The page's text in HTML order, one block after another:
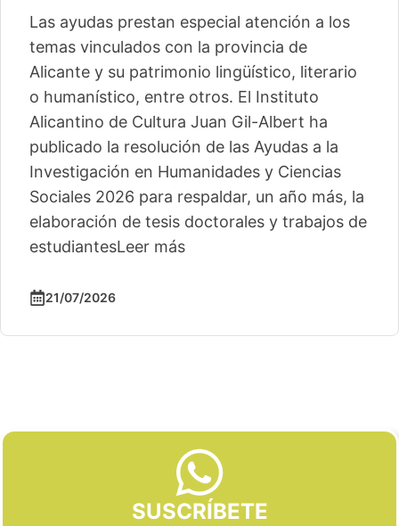
Las ayudas prestan especial atención a los
temas vinculados con la provincia de
Alicante y su patrimonio lingüístico, literario
o humanístico, entre otros. El Instituto
Alicantino de Cultura Juan Gil-Albert ha
publicado la resolución de las Ayudas a la
Investigación en Humanidades y Ciencias
Sociales 2026 para respaldar, un año más, la
elaboración de tesis doctorales y trabajos de
estudiantesLeer más
21/07/2026
SUSCRÍBETE